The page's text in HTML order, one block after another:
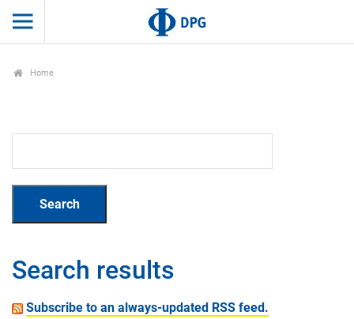
Home
Search results
Subscribe to an always-updated RSS feed.